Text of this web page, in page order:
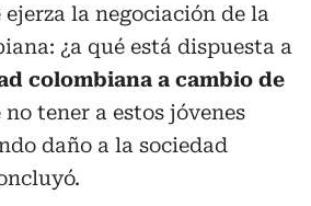
ejerza la negociación de la
¿a qué está dispuesta a
colombiana a cambio de
no tener a estos jóvenes
daño a la sociedad